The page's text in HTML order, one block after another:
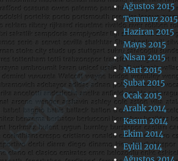
Ağustos 2015
Temmuz 2015
Haziran 2015
Mayıs 2015
Nisan 2015
Mart 2015
Şubat 2015
Ocak 2015
Aralık 2014
Kasım 2014
Ekim 2014
Eylül 2014